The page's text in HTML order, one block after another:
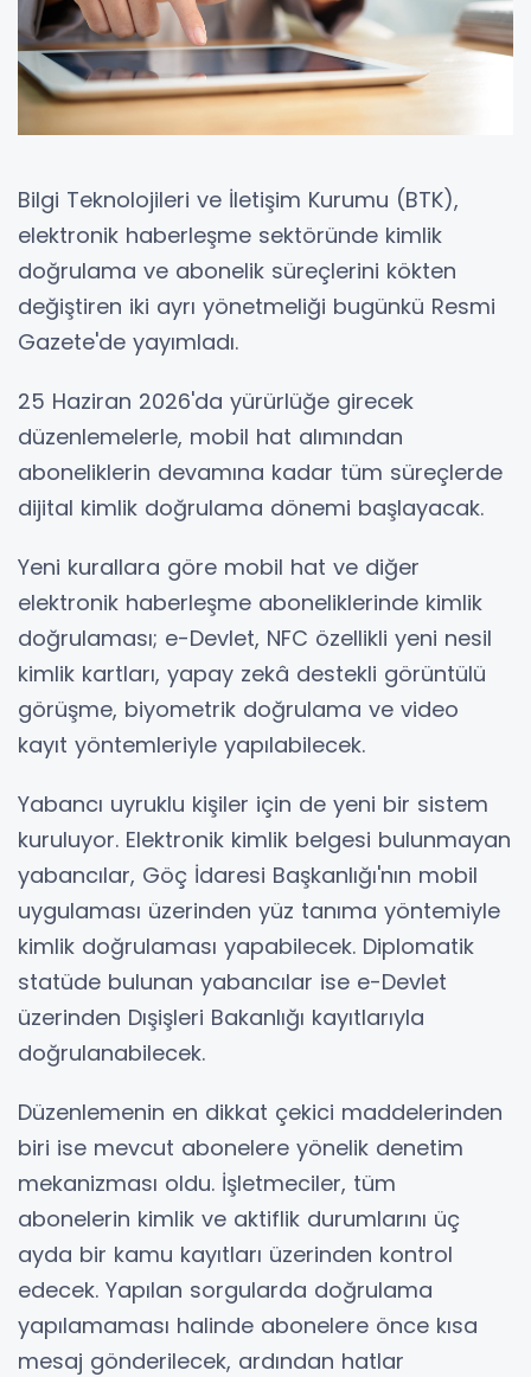
Bilgi Teknolojileri ve İletişim Kurumu (BTK),
elektronik haberleşme sektöründe kimlik
doğrulama ve abonelik süreçlerini kökten
değiştiren iki ayrı yönetmeliği bugünkü Resmi
Gazete'de yayımladı.
25 Haziran 2026'da yürürlüğe girecek
düzenlemelerle, mobil hat alımından
aboneliklerin devamına kadar tüm süreçlerde
dijital kimlik doğrulama dönemi başlayacak.
Yeni kurallara göre mobil hat ve diğer
elektronik haberleşme aboneliklerinde kimlik
doğrulaması; e-Devlet, NFC özellikli yeni nesil
kimlik kartları, yapay zekâ destekli görüntülü
görüşme, biyometrik doğrulama ve video
kayıt yöntemleriyle yapılabilecek.
Yabancı uyruklu kişiler için de yeni bir sistem
kuruluyor. Elektronik kimlik belgesi bulunmayan
yabancılar, Göç İdaresi Başkanlığı'nın mobil
uygulaması üzerinden yüz tanıma yöntemiyle
kimlik doğrulaması yapabilecek. Diplomatik
statüde bulunan yabancılar ise e-Devlet
üzerinden Dışişleri Bakanlığı kayıtlarıyla
doğrulanabilecek.
Düzenlemenin en dikkat çekici maddelerinden
biri ise mevcut abonelere yönelik denetim
mekanizması oldu. İşletmeciler, tüm
abonelerin kimlik ve aktiflik durumlarını üç
ayda bir kamu kayıtları üzerinden kontrol
edecek. Yapılan sorgularda doğrulama
yapılamaması halinde abonelere önce kısa
mesaj gönderilecek, ardından hatlar